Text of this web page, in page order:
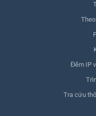
Đếm IP
Tra cứu